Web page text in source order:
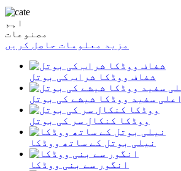
اہم
مصنوعات
مزید معلومات حاصل کریں
شفاف ووڈکا شراب کی بوتل
اعلی سفید ووڈکا شیشے کی بوتل
ووڈکا کنکال سر کی بوتل
نیلی بوتل کے ساتھ ووڈکا
انگور سے بنی ووڈکا